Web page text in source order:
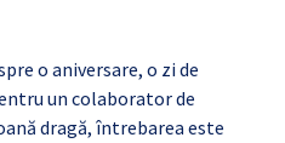
o aniversare, o zi de
un colaborator de
dragă, întrebarea este